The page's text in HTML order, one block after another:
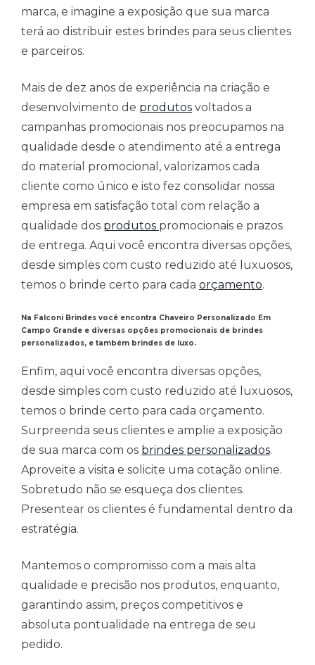
marca, e imagine a exposição que sua marca
terá ao distribuir estes brindes para seus clientes
e parceiros.
Mais de dez anos de experiência na criação e
desenvolvimento de produtos voltados a
campanhas promocionais nos preocupamos na
qualidade desde o atendimento até a entrega
do material promocional, valorizamos cada
cliente como único e isto fez consolidar nossa
empresa em satisfação total com relação a
qualidade dos produtos promocionais e prazos
de entrega. Aqui você encontra diversas opções,
desde simples com custo reduzido até luxuosos,
temos o brinde certo para cada orçamento.
Na Falconi Brindes você encontra Chaveiro Personalizado Em
Campo Grande e diversas opções promocionais de brindes
personalizados, e também brindes de luxo.
Enfim, aqui você encontra diversas opções,
desde simples com custo reduzido até luxuosos,
temos o brinde certo para cada orçamento.
Surpreenda seus clientes e amplie a exposição
de sua marca com os brindes personalizados.
Aproveite a visita e solicite uma cotação online.
Sobretudo não se esqueça dos clientes.
Presentear os clientes é fundamental dentro da
estratégia.
Mantemos o compromisso com a mais alta
qualidade e precisão nos produtos, enquanto,
garantindo assim, preços competitivos e
absoluta pontualidade na entrega de seu
pedido.